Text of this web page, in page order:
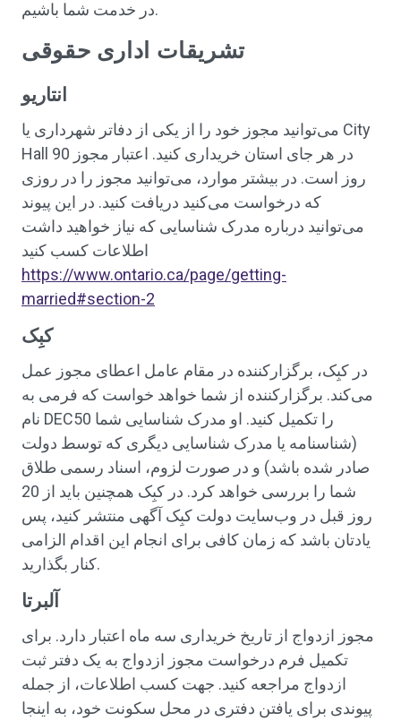
در خدمت شما باشیم.
تشریقات اداری حقوقی
انتاریو
می‌توانید مجوز خود را از یکی از دفاتر شهرداری یا City
Hall در هر جای استان خریداری کنید. اعتبار مجوز 90
روز است. در بیشتر موارد، می‌توانید مجوز را در روزی
که درخواست می‌کنید دریافت کنید. در این پیوند
می‌توانید درباره مدرک شناسایی که نیاز خواهید داشت
اطلاعات کسب کنید
https://www.ontario.ca/page/getting-
married#section-2
کبِک
در کبِک، برگزارکننده در مقام عامل اعطای مجوز عمل
می‌کند. برگزارکننده از شما خواهد خواست که فرمی به
نام DEC50 را تکمیل کنید. او مدرک شناسایی شما
(شناسنامه یا مدرک شناسایی دیگری که توسط دولت
صادر شده باشد) و در صورت لزوم، اسناد رسمی طلاق
شما را بررسی خواهد کرد. در کبِک همچنین باید از 20
روز قبل در وب‌سایت دولت کبِک آگهی منتشر کنید، پس
یادتان باشد که زمان کافی برای انجام این اقدام الزامی
کنار بگذارید.
آلبرتا
مجوز ازدواج از تاریخ خریداری سه ماه اعتبار دارد. برای
تکمیل فرم درخواست مجوز ازدواج به یک دفتر ثبت
ازدواج مراجعه کنید. جهت کسب اطلاعات، از جمله
پیوندی برای یافتن دفتری در محل سکونت خود، به اینجا